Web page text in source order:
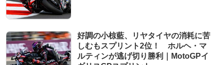
好調の小椋藍、リヤタイヤの消耗に苦
しむもスプリント2位！ ホルヘ・マ
ルティンが逃げ切り勝利｜MotoGPイ